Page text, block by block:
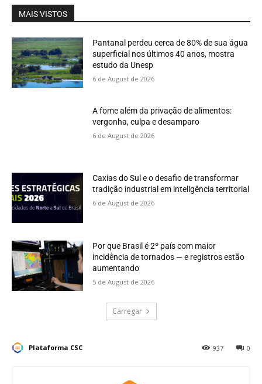
MAIS VISTOS
Pantanal perdeu cerca de 80% de sua água
superficial nos últimos 40 anos, mostra
estudo da Unesp
6 de August de 2026
A fome além da privação de alimentos:
vergonha, culpa e desamparo
6 de August de 2026
Caxias do Sul e o desafio de transformar
tradição industrial em inteligência territorial
6 de August de 2026
Por que Brasil é 2º país com maior
incidência de tornados — e registros estão
aumentando
5 de August de 2026
Carregar
Plataforma CSC 0
937